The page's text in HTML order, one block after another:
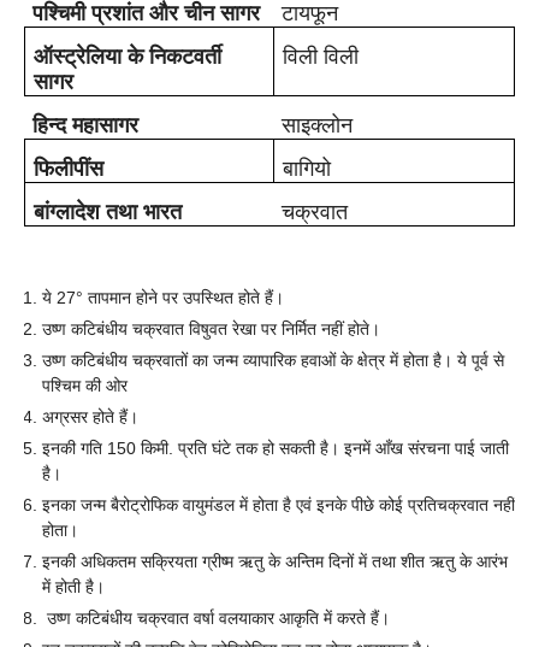
पश्चिमी प्रशांत और चीन सागर
टायफून
ऑस्ट्रेलिया के निकटवर्ती
सागर
विली विली
हिन्द महासागर
साइक्लोन
फिलीपींस
बागियो
बांग्लादेश तथा भारत चक्रवात
ये 27° तापमान होने पर उपस्थित होते हैं।
उष्ण कटिबंधीय चक्रवात विषुवत रेखा पर निर्मित नहीं होते।
उष्ण कटिबंधीय चक्रवातों का जन्म व्यापारिक हवाओं के क्षेत्र में होता है। ये पूर्व से
पश्चिम की ओर
अग्रसर होते हैं।
इनकी गति 150 किमी. प्रति घंटे तक हो सकती है। इनमें आँख संरचना पाई जाती
है।
इनका जन्म बैरोट्रोफिक वायुमंडल में होता है एवं इनके पीछे कोई प्रतिचक्रवात नहीं
होता।
इनकी अधिकतम सक्रियता ग्रीष्म ऋतु के अन्तिम दिनों में तथा शीत ऋतु के आरंभ
में होती है।
उष्ण कटिबंधीय चक्रवात वर्षा वलयाकार आकृति में करते हैं।